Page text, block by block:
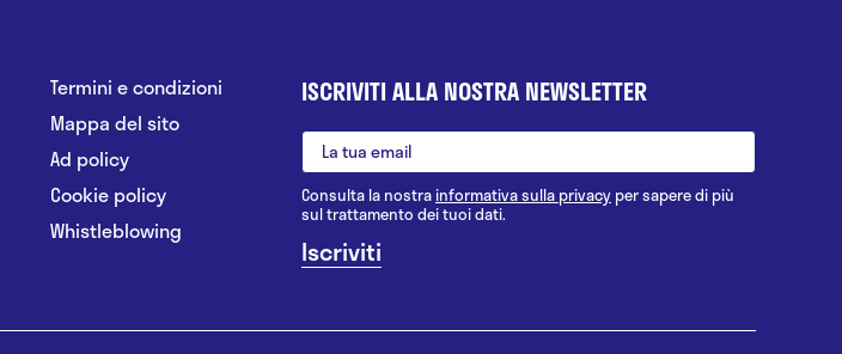
Termini e condizioni
Mappa del sito
Ad policy
Cookie policy
Whistleblowing
ISCRIVITI ALLA NOSTRA NEWSLETTER
Consulta la nostrainformativa sulla privacy per sapere di più
sul trattamento dei tuoi dati.